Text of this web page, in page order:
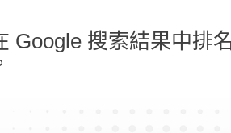
Google 搜索結果中排